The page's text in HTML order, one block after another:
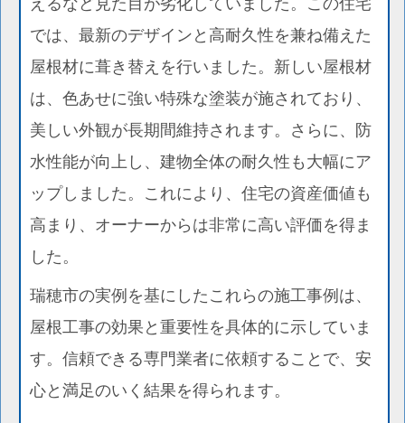
えるなど見た目が劣化していました。この住宅
では、最新のデザインと高耐久性を兼ね備えた
屋根材に葺き替えを行いました。新しい屋根材
は、色あせに強い特殊な塗装が施されており、
美しい外観が長期間維持されます。さらに、防
水性能が向上し、建物全体の耐久性も大幅にア
ップしました。これにより、住宅の資産価値も
高まり、オーナーからは非常に高い評価を得ま
した。
瑞穂市の実例を基にしたこれらの施工事例は、
屋根工事の効果と重要性を具体的に示していま
す。信頼できる専門業者に依頼することで、安
心と満足のいく結果を得られます。